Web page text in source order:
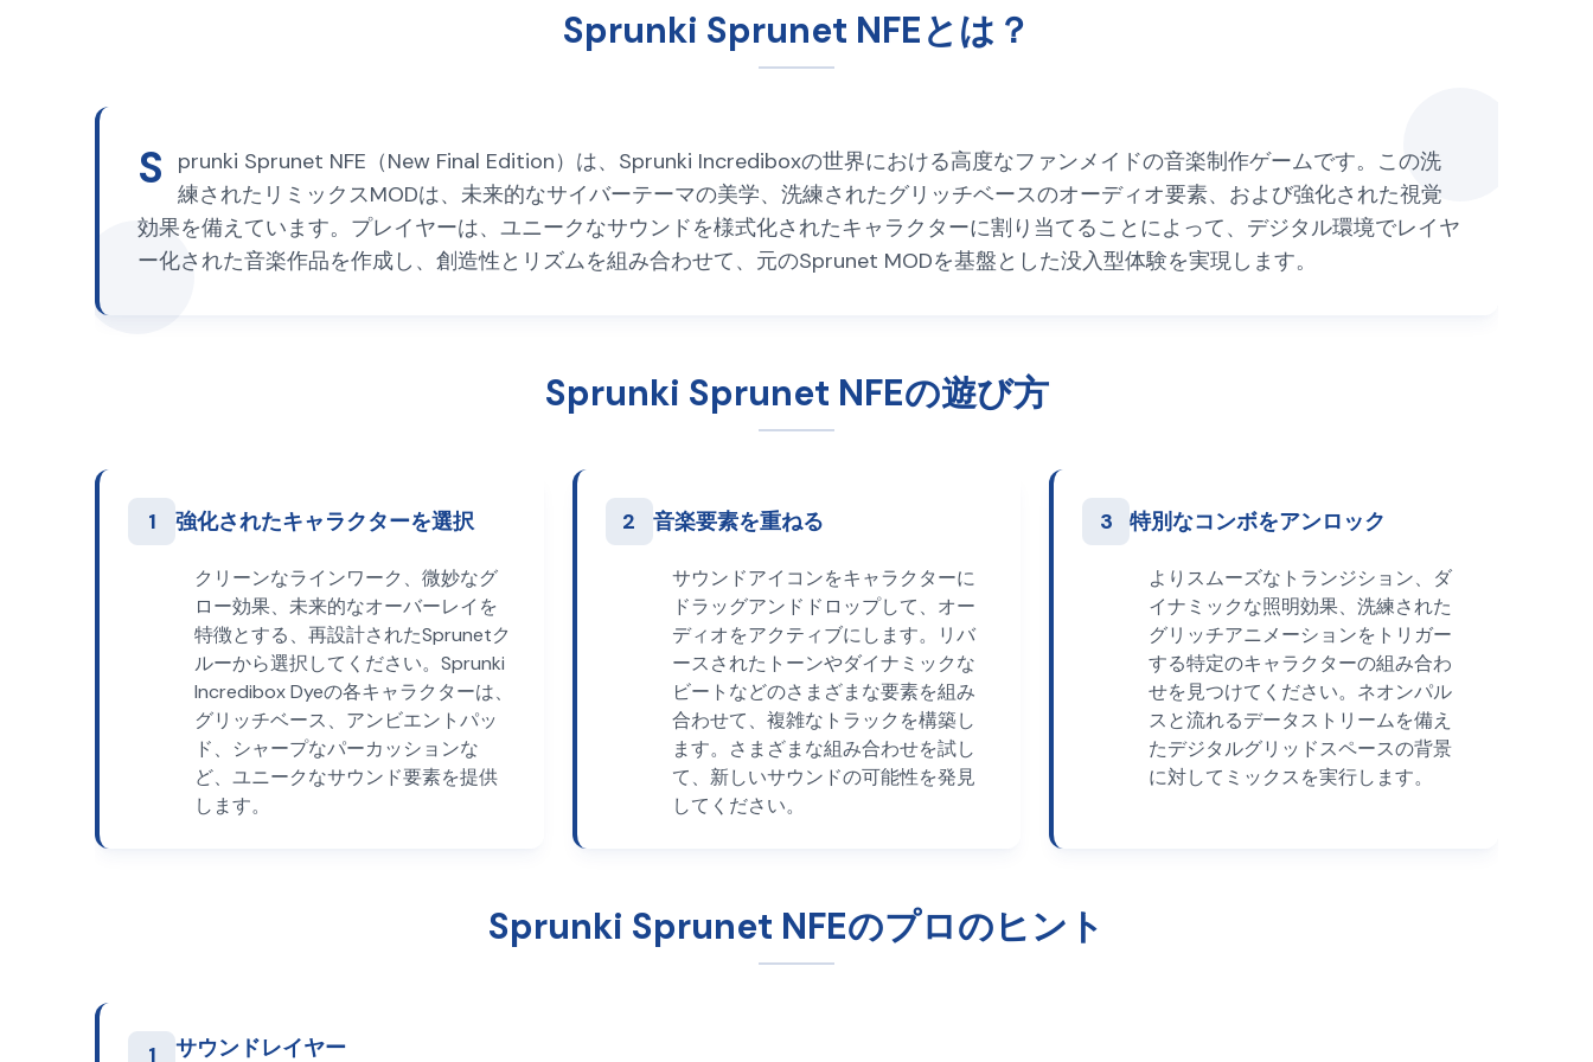
Sprunki Sprunet NFEとは？
S
prunki Sprunet NFE（New Final Edition）は、Sprunki Incrediboxの世界における高度なファンメイドの音楽制作ゲームです。この洗
練されたリミックスMODは、未来的なサイバーテーマの美学、洗練されたグリッチベースのオーディオ要素、および強化された視覚
効果を備えています。プレイヤーは、ユニークなサウンドを様式化されたキャラクターに割り当てることによって、デジタル環境でレイヤ
ー化された音楽作品を作成し、創造性とリズムを組み合わせて、元のSprunet MODを基盤とした没入型体験を実現します。
Sprunki Sprunet NFEの遊び方
1 強化されたキャラクターを選択
クリーンなラインワーク、微妙なグ
ロー効果、未来的なオーバーレイを
特徴とする、再設計されたSprunetク
ルーから選択してください。Sprunki
Incredibox Dyeの各キャラクターは、
グリッチベース、アンビエントパッ
ド、シャープなパーカッションな
ど、ユニークなサウンド要素を提供
します。
2 音楽要素を重ねる
サウンドアイコンをキャラクターに
ドラッグアンドドロップして、オー
ディオをアクティブにします。リバ
ースされたトーンやダイナミックな
ビートなどのさまざまな要素を組み
合わせて、複雑なトラックを構築し
ます。さまざまな組み合わせを試し
て、新しいサウンドの可能性を発見
してください。
3 特別なコンボをアンロック
よりスムーズなトランジション、ダ
イナミックな照明効果、洗練された
グリッチアニメーションをトリガー
する特定のキャラクターの組み合わ
せを見つけてください。ネオンパル
スと流れるデータストリームを備え
たデジタルグリッドスペースの背景
に対してミックスを実行します。
Sprunki Sprunet NFEのプロのヒント
1 サウンドレイヤー